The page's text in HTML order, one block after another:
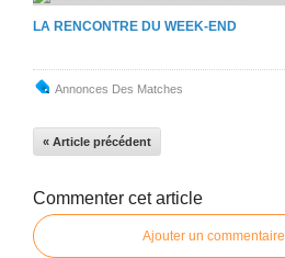
LA RENCONTRE DU WEEK-END
Annonces Des Matches
« Article précédent
Commenter cet article
Ajouter un commentaire